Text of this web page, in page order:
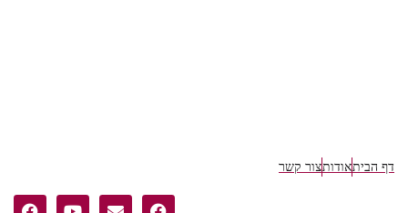
דף הביתאודותצור קשר